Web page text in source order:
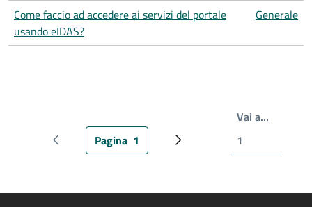
Come faccio ad accedere ai servizi del portale
usando eIDAS?
Generale
Pagina precedentePagina attuale
Pagina 1 Prossima pagina
Vai a…